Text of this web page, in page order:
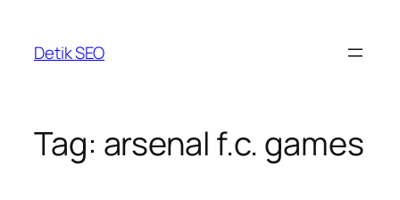
content
Detik SEO
Tag: arsenal f.c. games